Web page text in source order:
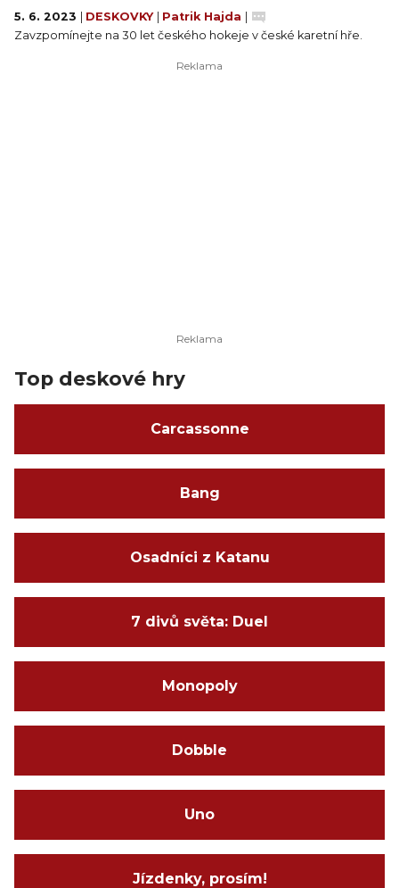
5. 6. 2023 DESKOVKY Patrik Hajda
Zavzpomínejte na 30 let českého hokeje v české karetní hře.
Top deskové hry
Carcassonne
Bang
Osadníci z Katanu
7 divů světa: Duel
Monopoly
Dobble
Uno
Jízdenky, prosím!